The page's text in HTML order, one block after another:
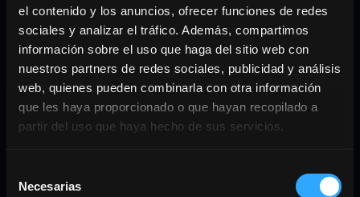
el contenido y los anuncios, ofrecer funciones de redes
sociales y analizar el tráfico. Además, compartimos
información sobre el uso que haga del sitio web con
nuestros partners de redes sociales, publicidad y análisis
web, quienes pueden combinarla con otra información
que les haya proporcionado o que hayan recopilado a
partir del uso que haya hecho de sus servicios.
Necesarias
Mejora la experiencia del cliente
Y es que el IoT puede ser un gran aliado a la hora
de tener al cliente “contento”. Por ejemplo, en el
sector del retail, los sensores permiten gestionar
flujos de personas, controlar la ocupación del local
comportamiento del usuario. En el caso de la